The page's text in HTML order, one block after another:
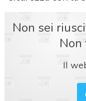
Non sei
Non
Il